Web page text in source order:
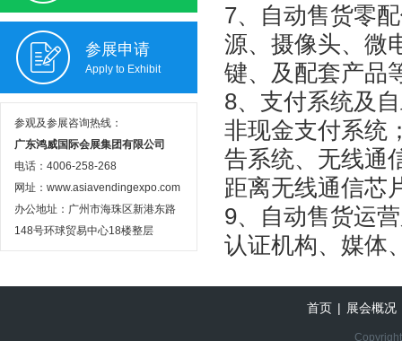
参展申请
Apply to Exhibit
参观及参展咨询热线：
广东鸿威国际会展集团有限公司
电话：4006-258-268
网址：www.asiavendingexpo.com
办公地址：广州市海珠区新港东路
148号环球贸易中心18楼整层
7、自动售货零
源、摄像头、微
键、及配套产品
8、支付系统及
非现金支付系统
告系统、无线通
距离无线通信芯
9、自动售货运
认证机构、媒体
首页 | 展会概况